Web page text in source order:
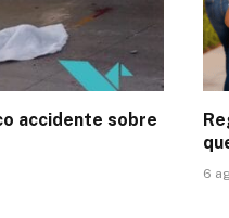
accidente sobre
6